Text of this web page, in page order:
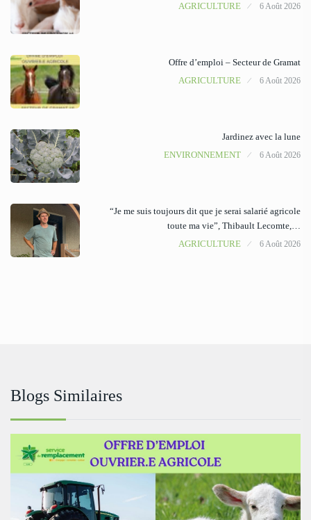
AGRICULTURE
6 Août 2026
Offre d’emploi – Secteur de Gramat
AGRICULTURE
6 Août 2026
Jardinez avec la lune
ENVIRONNEMENT
6 Août 2026
“Je me suis toujours dit que je serai salarié agricole
toute ma vie”, Thibault Lecomte,…
AGRICULTURE
6 Août 2026
Blogs Similaires